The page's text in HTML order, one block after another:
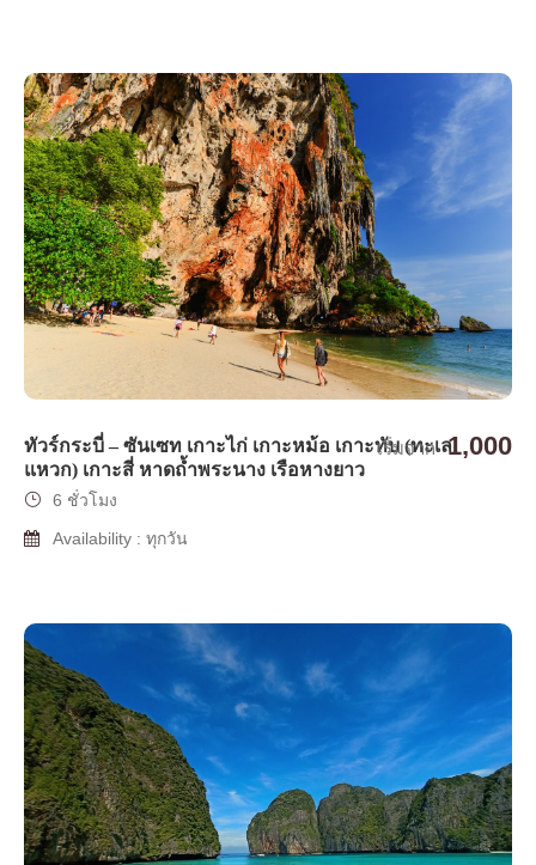
ทัวร์กระบี่ – ซันเซท เกาะไก่ เกาะหม้อ เกาะทับ (ทะเล
แหวก) เกาะสี่ หาดถ้ำพระนาง เรือหางยาว
เริ่มจาก 1,000
6 ชั่วโมง
Availability : ทุกวัน